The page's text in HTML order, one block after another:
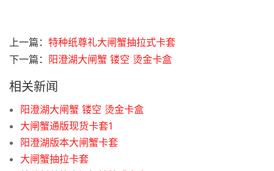
上一篇： 特种纸尊礼大闸蟹抽拉式卡套
下一篇： 阳澄湖大闸蟹 镂空 烫金卡盒
相关新闻
阳澄湖大闸蟹 镂空 烫金卡盒
大闸蟹通版现货卡套1
阳澄湖版本大闸蟹卡套
大闸蟹抽拉卡套